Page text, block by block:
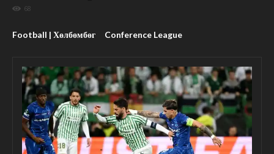
68
Football | Хөлбөмбөг Conference League